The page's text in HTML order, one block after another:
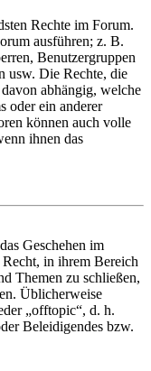
Rechte im Forum.
ausführen; z. B.
Benutzergruppen
usw. Die Rechte, die
abhängig, welche
oder ein anderer
können auch volle
ihnen das
Geschehen im
in ihrem Bereich
Themen zu schließen,
Üblicherweise
„offtopic“, d. h.
Beleidigendes bzw.